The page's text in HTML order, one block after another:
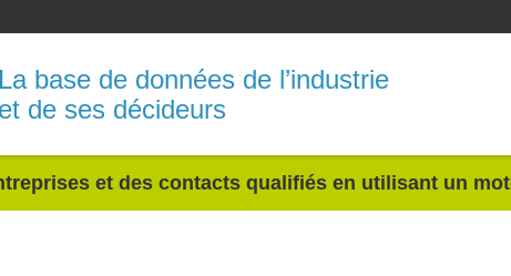
La base de données de l’industrie
et de ses décideurs
et des contacts qualifiés en utilisant un